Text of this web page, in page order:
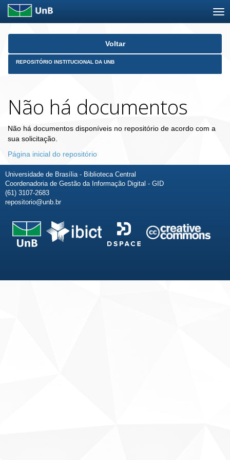
Skip
Voltar
REPOSITÓRIO INSTITUCIONAL DA UNB
Não há documentos
Não há documentos disponíveis no repositório de acordo com a
sua solicitação.
Página inicial do repositório
Universidade de Brasília - Biblioteca Central
Coordenadoria de Gestão da Informação Digital - GID
(61) 3107-2683
repositorio@unb.br